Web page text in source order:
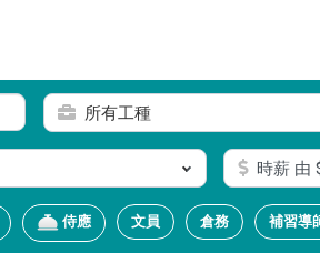
所有工種
時薪由
侍應 文員 倉務 補習導